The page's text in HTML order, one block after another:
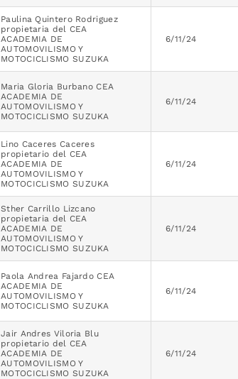
Paulina Quintero Rodriguez
propietaria del CEA
ACADEMIA DE
AUTOMOVILISMO Y
MOTOCICLISMO SUZUKA
6/11/24
Maria Gloria Burbano CEA
ACADEMIA DE
AUTOMOVILISMO Y
MOTOCICLISMO SUZUKA
6/11/24
Lino Caceres Caceres
propietario del CEA
ACADEMIA DE
AUTOMOVILISMO Y
MOTOCICLISMO SUZUKA
6/11/24
Sther Carrillo Lizcano
propietaria del CEA
ACADEMIA DE
AUTOMOVILISMO Y
MOTOCICLISMO SUZUKA
6/11/24
Paola Andrea Fajardo CEA
ACADEMIA DE
AUTOMOVILISMO Y
MOTOCICLISMO SUZUKA
6/11/24
Jair Andres Viloria Blu
propietario del CEA
ACADEMIA DE
AUTOMOVILISMO Y
MOTOCICLISMO SUZUKA
6/11/24